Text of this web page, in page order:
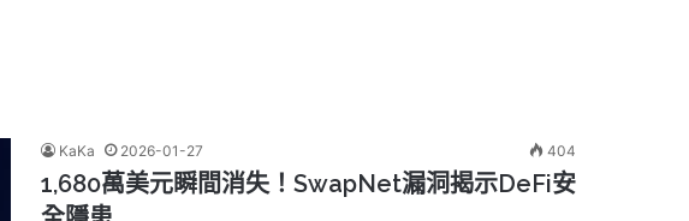
KaKa 2026-01-27 404
1,680萬美元瞬間消失！SwapNet漏洞揭示DeFi安